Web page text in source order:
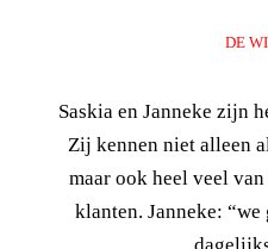
DE
Saskia en Janneke zijn
Zij kennen niet alleen
maar ook heel veel
klanten. Janneke: